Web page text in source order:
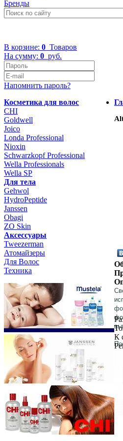
Бренды
В корзине: 0 Товаров
На сумму: 0 руб.
Напомнить пароль?
Косметика для волос
CHI
Goldwell
Joico
Londa Professional
Nioxin
Schwarzkopf Professional
Wella Professionals
Wella SP
Для тела
Gehwol
HydroPeptide
Janssen
Obagi
ZO Skin
Aксессуары
Tweezerman
Атомайзеры
Для Волос
Техника
К